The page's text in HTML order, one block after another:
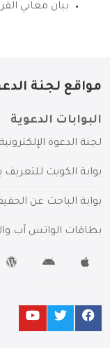
بيان معاني
مواقع لجنة
البوابات الدعوية
لجنة الدعوة الإلكترونية
بوابة الكويت للتعريف
بوابة الباحث عن
بطاقات الواتس آب